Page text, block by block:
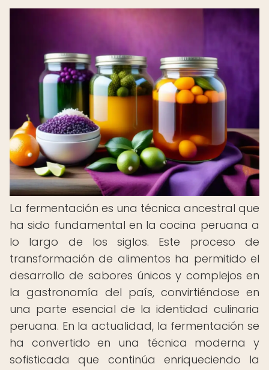
La fermentación es una técnica ancestral que
ha sido fundamental en la cocina peruana a
lo largo de los siglos. Este proceso de
transformación de alimentos ha permitido el
desarrollo de sabores únicos y complejos en
la gastronomía del país, convirtiéndose en
una parte esencial de la identidad culinaria
peruana. En la actualidad, la fermentación se
ha convertido en una técnica moderna y
sofisticada que continúa enriqueciendo la